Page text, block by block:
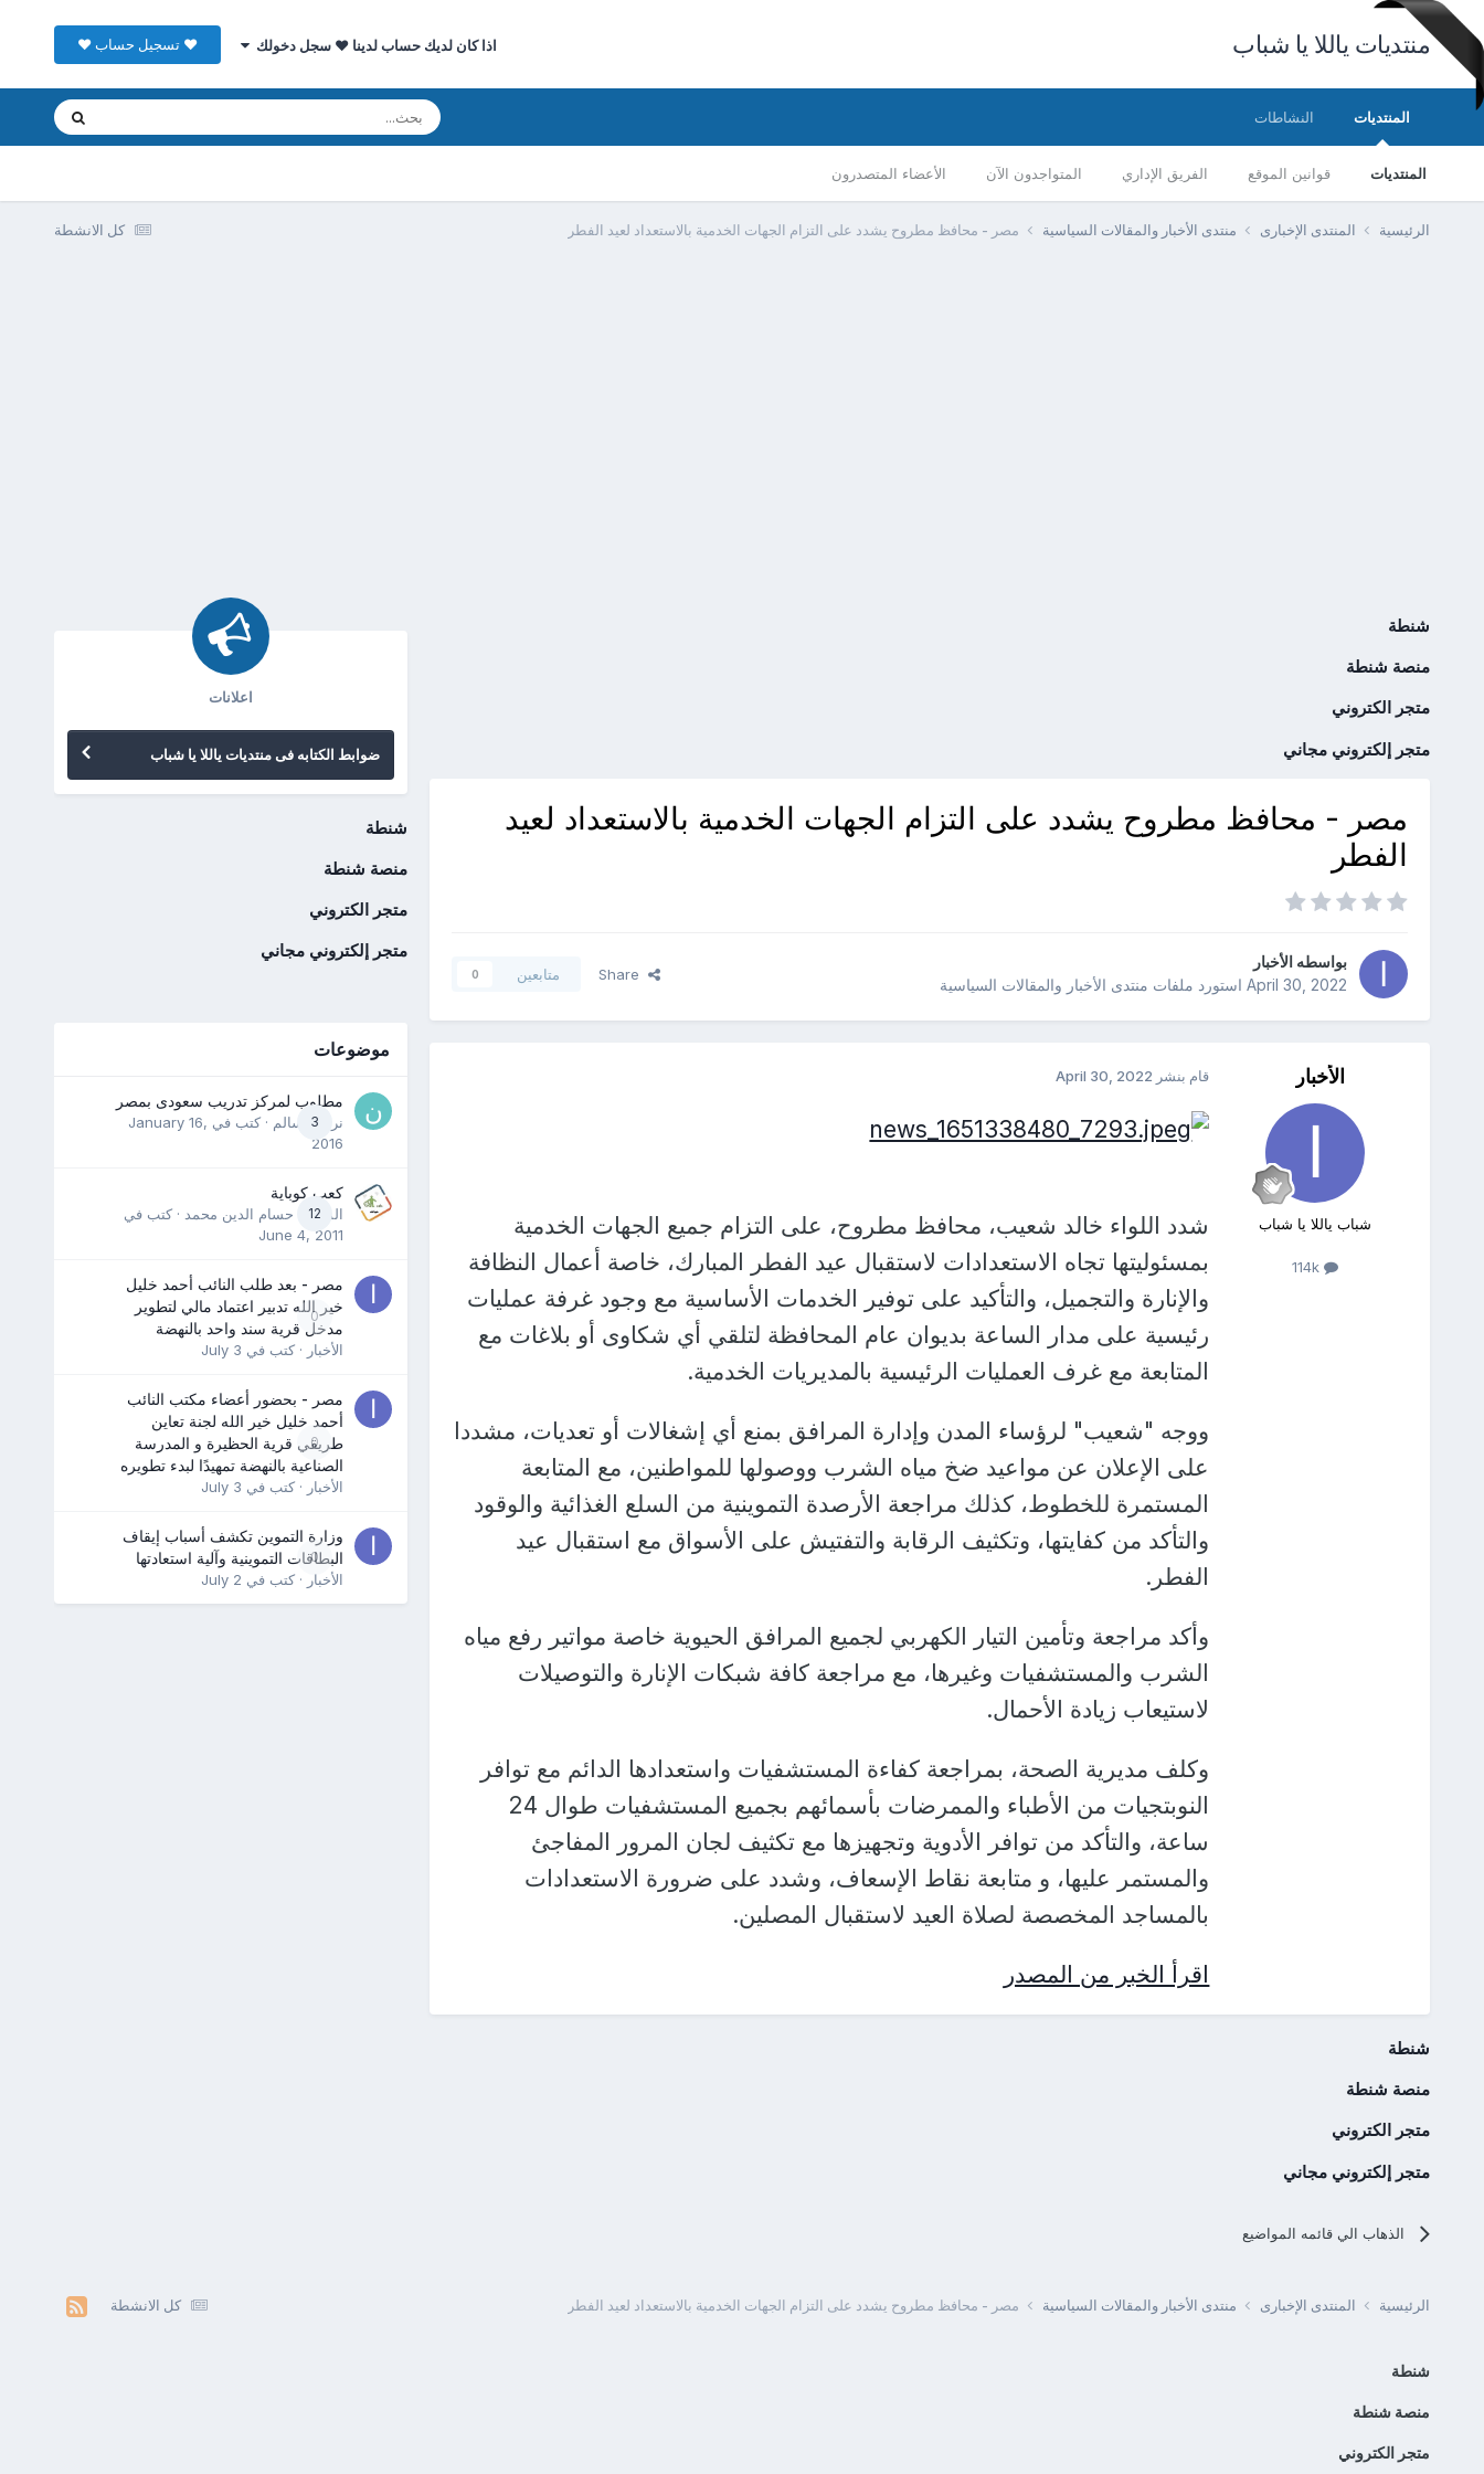
منتديات ياللا يا شباب اذا كان لديك حساب لدينا ♥ سجل دخولك ♥ تسجيل حساب ♥
المنتديات
المنتديات قوانين الموقع الفريق الإداري المتواجدون الآن الأعضاء المتصدرون
النشاطات
كل الانشطة الرئيسية المنتدى الإخبارى منتدى الأخبار والمقالات السياسية مصر - محافظ مطروح يشدد على التزام الجهات الخدمية بالاستعداد لعيد الفطر
شنطة
منصة شنطة
متجر الكتروني
متجر إلكتروني مجاني
مصر - محافظ مطروح يشدد على التزام الجهات الخدمية بالاستعداد لعيد
الفطر
بواسطه الأخبار
April 30, 2022استورد ملفات منتدى الأخبار والمقالات السياسية
Share متابعين 0
الأخبار
شباب ياللا يا شباب
114k
قام بنشر April 30, 2022
شدد اللواء خالد شعيب، محافظ مطروح، على التزام جميع الجهات الخدمية
بمسئوليتها تجاه الاستعدادات لاستقبال عيد الفطر المبارك، خاصة أعمال النظافة
والإنارة والتجميل، والتأكيد على توفير الخدمات الأساسية مع وجود غرفة عمليات
رئيسية على مدار الساعة بديوان عام المحافظة لتلقي أي شكاوى أو بلاغات مع
المتابعة مع غرف العمليات الرئيسية بالمديريات الخدمية.
ووجه "شعيب" لرؤساء المدن وإدارة المرافق بمنع أي إشغالات أو تعديات، مشددا
على الإعلان عن مواعيد ضخ مياه الشرب ووصولها للمواطنين، مع المتابعة
المستمرة للخطوط، كذلك مراجعة الأرصدة التموينية من السلع الغذائية والوقود
والتأكد من كفايتها، وتكثيف الرقابة والتفتيش على الأسواق مع استقبال عيد
الفطر.
وأكد مراجعة وتأمين التيار الكهربي لجميع المرافق الحيوية خاصة مواتير رفع مياه
الشرب والمستشفيات وغيرها، مع مراجعة كافة شبكات الإنارة والتوصيلات
لاستيعاب زيادة الأحمال.
وكلف مديرية الصحة، بمراجعة كفاءة المستشفيات واستعدادها الدائم مع توافر
النوبتجيات من الأطباء والممرضات بأسمائهم بجميع المستشفيات طوال 24
ساعة، والتأكد من توافر الأدوية وتجهيزها مع تكثيف لجان المرور المفاجئ
والمستمر عليها، و متابعة نقاط الإسعاف، وشدد على ضرورة الاستعدادات
بالمساجد المخصصة لصلاة العيد لاستقبال المصلين.
اقرأ الخبر من المصدر
شنطة
منصة شنطة
متجر الكتروني
متجر إلكتروني مجاني
الذهاب الي قائمه المواضيع
اعلانات
ضوابط الكتابه فى منتديات ياللا يا شباب
شنطة
منصة شنطة
متجر الكتروني
متجر إلكتروني مجاني
موضوعات
3
مطلوب لمركز تدريب سعودى بمصر
نرمين سالم · كتب في January 16,
2016
12
كعب كوباية
المدرب حسام الدين محمد · كتب في
June 4, 2011
0
مصر - بعد طلب النائب أحمد خليل
خير الله تدبير اعتماد مالي لتطوير
مدخل قرية سند واحد بالنهضة
الأخبار · كتب في July 3
0
مصر - بحضور أعضاء مكتب النائب
أحمد خليل خير الله لجنة تعاين
طريقي قرية الحظيرة و المدرسة
الصناعية بالنهضة تمهيدًا لبدء تطويره
الأخبار · كتب في July 3
0
وزارة التموين تكشف أسباب إيقاف
البطاقات التموينية وآلية استعادتها
الأخبار · كتب في July 2
كل الانشطة الرئيسية المنتدى الإخبارى منتدى الأخبار والمقالات السياسية مصر - محافظ مطروح يشدد على التزام الجهات الخدمية بالاستعداد لعيد الفطر
شنطة
منصة شنطة
متجر الكتروني